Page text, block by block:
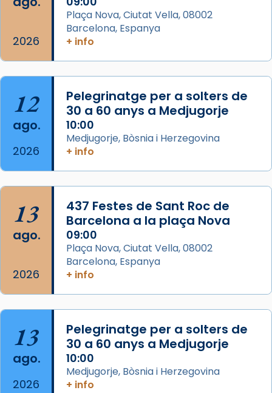
Arquebisbat de Barcelona
2 weeks ago
Memòria de les santes Juliana i
Acompanyant la història de sant Cugat, a
partir de l’Edat Mitjana sorgeix la tradició
que les santes Juliana (“relatiu a Júlia”) i
Semproniana (“relatiu a Semprònia =
eterna”) són deixebles seves. I l’any 1667, el
frare Joan Gaspar Roig, afirma en una obra
que les santes són filles de l’antiga Iluro.
Mataró en reivindicarà les relíq
View on Facebook · Share
2026
Plaça Nova, Ciutat Vella, 08002
Barcelona, Espanya
+ info
12
ago.
2026
Pelegrinatge per a solters de
30 a 60 anys a Medjugorje
10:00
Medjugorje, Bòsnia i Herzegovina
+ info
13
ago.
2026
437 Festes de Sant Roc de
Barcelona a la plaça Nova
09:00
Plaça Nova, Ciutat Vella, 08002
Barcelona, Espanya
+ info
13
ago.
2026
Pelegrinatge per a solters de
30 a 60 anys a Medjugorje
10:00
Medjugorje, Bòsnia i Herzegovina
+ info